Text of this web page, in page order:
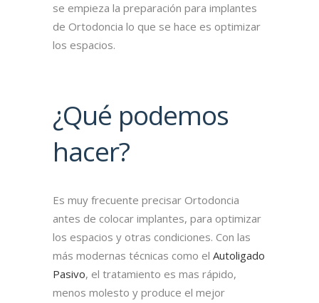
se empieza la preparación para implantes
de Ortodoncia lo que se hace es optimizar
los espacios.
¿Qué podemos
hacer?
Es muy frecuente precisar Ortodoncia
antes de colocar implantes, para optimizar
los espacios y otras condiciones. Con las
más modernas técnicas como el Autoligado
Pasivo, el tratamiento es mas rápido,
menos molesto y produce el mejor